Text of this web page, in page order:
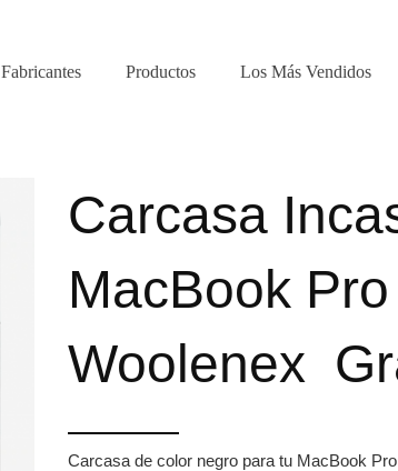
Fabricantes Productos Los Más Vendidos
Carcasa
MacBook
Woolenex
Carcasa de color negro para tu MacBook Pro